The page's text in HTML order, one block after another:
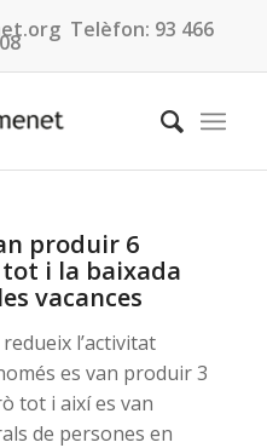
Telèfon: 93 466
produir 6
i la baixada
vacances
l’activitat
es van produir 3
tot i així es van
de persones en